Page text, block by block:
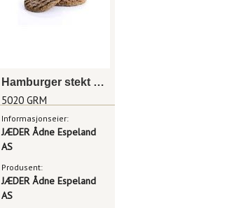
Hamburger stekt 85g
5020 GRM
Informasjonseier:
JÆDER Ådne Espeland
AS
Produsent:
JÆDER Ådne Espeland
AS